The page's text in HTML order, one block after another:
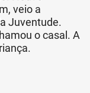
veio a
Juventude.
o casal. A